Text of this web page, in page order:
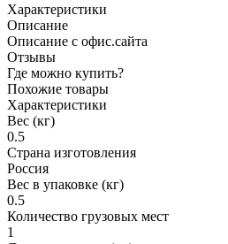
Характеристики
Описание
Описание с офис.сайта
Отзывы
Где можно купить?
Похожие товары
Характеристики
Вес (кг)
0.5
Страна изготовления
Россия
Вес в упаковке (кг)
0.5
Количество грузовых мест
1